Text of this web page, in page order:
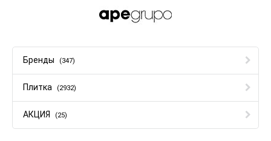
Бренды (347)
Плитка (2932)
АКЦИЯ (25)